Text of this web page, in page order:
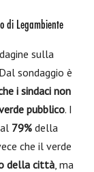
di Legambiente
sulla
sondaggio è
i sindaci non
pubblico. I
79% della
che il verde
della città, ma